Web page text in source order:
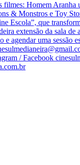
filmes: Homem Aranha
& Monstros e Toy
Escola”, que
extensão da sala de
e agendar uma sessão
/ Facebook